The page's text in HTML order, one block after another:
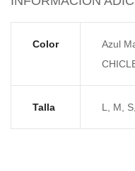
Color
Azul
Talla L, M,